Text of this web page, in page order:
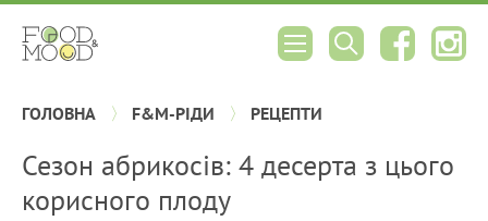
ГОЛОВНА F&M-РІДИ РЕЦЕПТИ
Сезон абрикосів: 4 десерта з цього
корисного плоду